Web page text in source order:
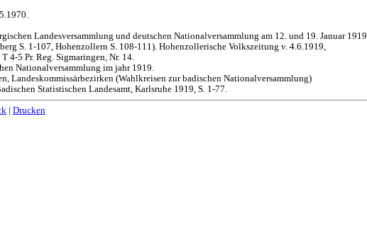
Landesversammlung und deutschen Nationalversammlung am 12. und 19. Januar 1919
S. 1-107, Hohenzollern S. 108-111). Hohenzollerische Volkszeitung v. 4.6.1919,
4-5 Pr. Reg. Sigmaringen, Nr. 14.
Nationalversammlung im jahr 1919.
Landeskommissärbezirken (Wahlkreisen zur badischen Nationalversammlung)
Statistischen Landesamt, Karlsruhe 1919, S. 1-77.
Drucken